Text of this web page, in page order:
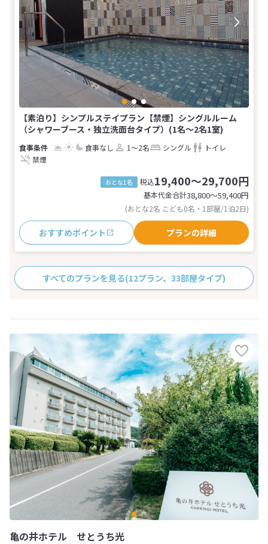
【素泊り】シンプルステイプラン【禁煙】シングルルーム
（シャワーブース・独立洗面台タイプ）(1名～2名1室)
食事なし 1～2名 シングル
トイレ
禁煙
おとな1名 税込19,400～29,700円
基本代金合計38,800〜59,400円
(おとな2名 こども0名・1部屋/1泊2日)
おすすめポイント プランの詳細
すべてのプランを見る(12プラン、33部屋タイプ)
亀の井ホテル せとうち光